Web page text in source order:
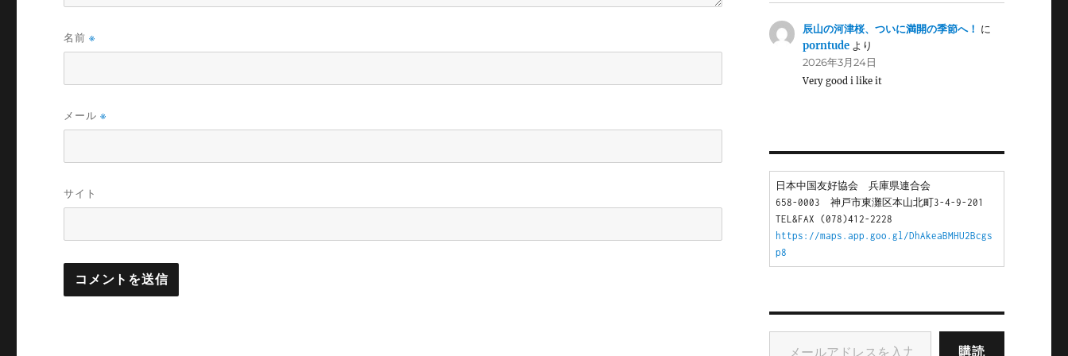
名前※
メール※
サイト
辰山の河津桜、ついに満開の季節へ！ に
porntude より
2026年3月24日
Very good i like it
日本中国友好協会　兵庫県連合会
658-0003　神戸市東灘区本山北町3-4-9-201
TEL&FAX (078)412-2228
https://maps.app.goo.gl/DhAkeaBMHU2Bcgs
p8
メールアドレスを入力...
購読